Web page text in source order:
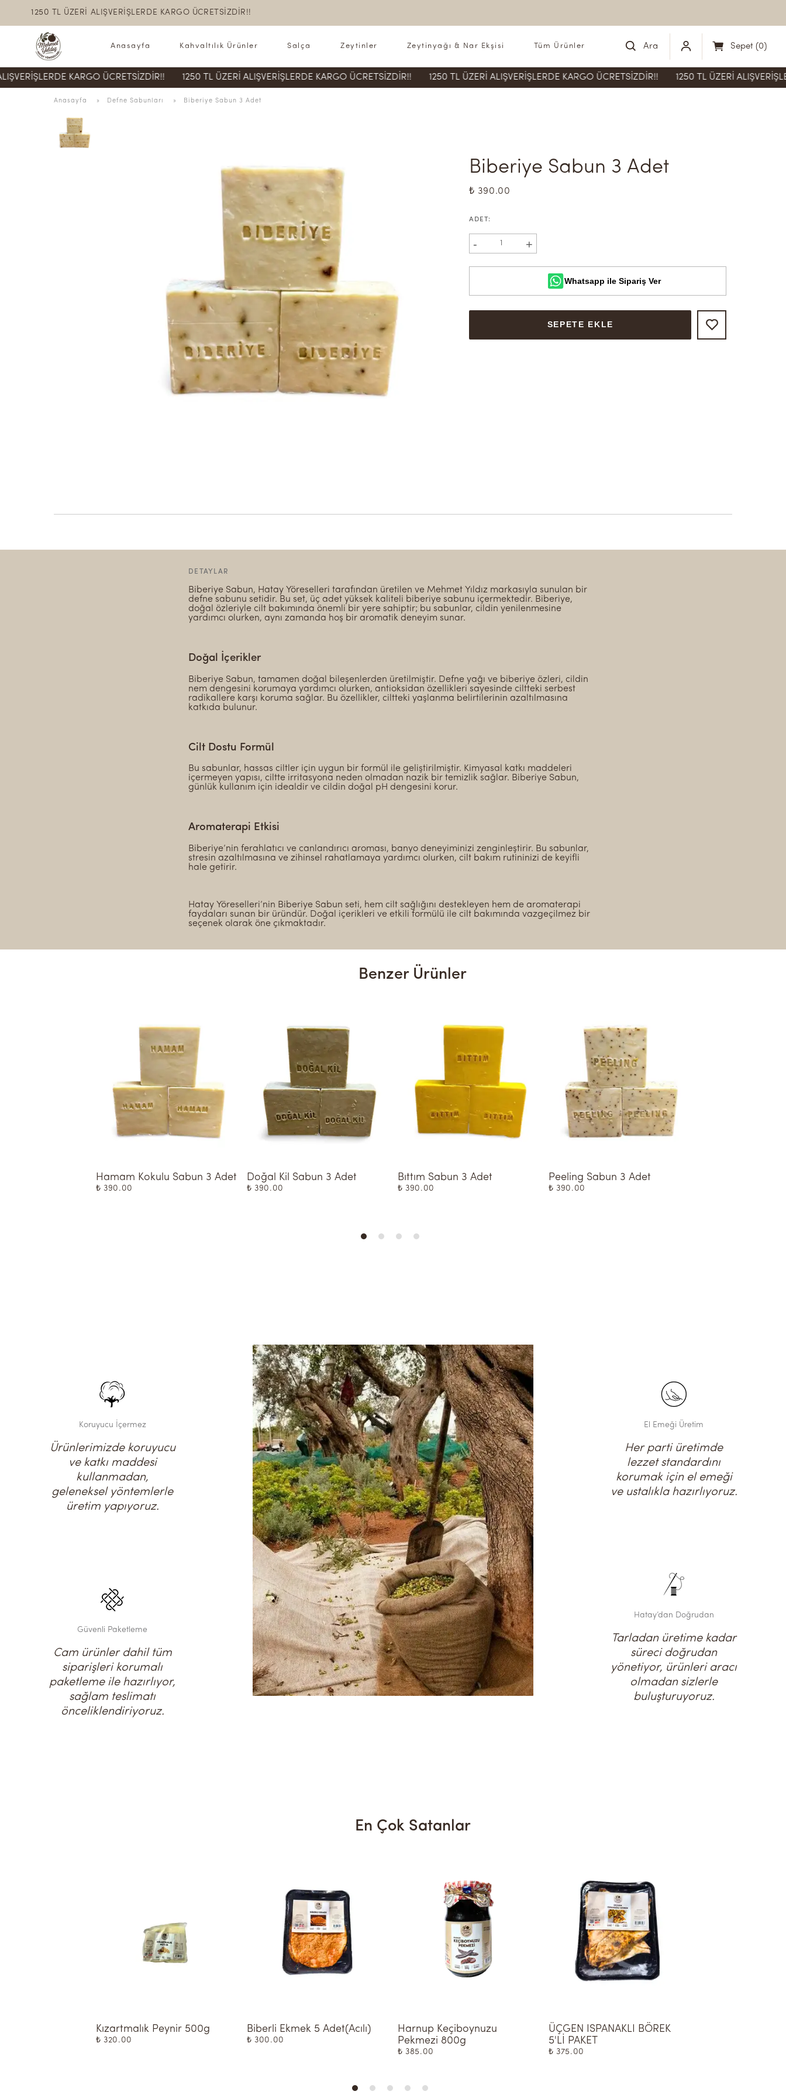
1250 TL ÜZERİ ALIŞVERİŞLERDE KARGO ÜCRETSİZDİR!!
Anasayfa Kahvaltılık Ürünler Salça Zeytinler Zeytinyağı & Nar Ekşisi Tüm Ürünler Ara Sepet (0)
KARGO ÜCRETSİZDİR!! 1250 TL ÜZERİ ALIŞVERİŞLERDE KARGO ÜCRETSİZDİR!! 1250 TL ÜZERİ ALIŞVERİŞLERDE KARGO ÜCRETSİZDİR!! 1250 TL ÜZERİ ALIŞVERİŞLERDE
Anasayfa » Defne Sabunları » Biberiye Sabun 3 Adet
Biberiye Sabun 3 Adet
₺ 390.00
ADET:
- 1 +
Whatsapp ile Sipariş Ver
SEPETE EKLE
DETAYLAR
Biberiye Sabun, Hatay Yöreselleri tarafından üretilen ve Mehmet Yıldız markasıyla sunulan bir
defne sabunu setidir. Bu set, üç adet yüksek kaliteli biberiye sabunu içermektedir. Biberiye,
doğal özleriyle cilt bakımında önemli bir yere sahiptir; bu sabunlar, cildin yenilenmesine
yardımcı olurken, aynı zamanda hoş bir aromatik deneyim sunar.
Doğal İçerikler
Biberiye Sabun, tamamen doğal bileşenlerden üretilmiştir. Defne yağı ve biberiye özleri, cildin
nem dengesini korumaya yardımcı olurken, antioksidan özellikleri sayesinde ciltteki serbest
radikallere karşı koruma sağlar. Bu özellikler, ciltteki yaşlanma belirtilerinin azaltılmasına
katkıda bulunur.
Cilt Dostu Formül
Bu sabunlar, hassas ciltler için uygun bir formül ile geliştirilmiştir. Kimyasal katkı maddeleri
içermeyen yapısı, ciltte irritasyona neden olmadan nazik bir temizlik sağlar. Biberiye Sabun,
günlük kullanım için idealdir ve cildin doğal pH dengesini korur.
Aromaterapi Etkisi
Biberiye’nin ferahlatıcı ve canlandırıcı aroması, banyo deneyiminizi zenginleştirir. Bu sabunlar,
stresin azaltılmasına ve zihinsel rahatlamaya yardımcı olurken, cilt bakım rutininizi de keyifli
hale getirir.
Hatay Yöreselleri’nin Biberiye Sabun seti, hem cilt sağlığını destekleyen hem de aromaterapi
faydaları sunan bir üründür. Doğal içerikleri ve etkili formülü ile cilt bakımında vazgeçilmez bir
seçenek olarak öne çıkmaktadır.
Benzer Ürünler
Hamam Kokulu Sabun 3 Adet
₺ 390.00
Doğal Kil Sabun 3 Adet
₺ 390.00
Bıttım Sabun 3 Adet
₺ 390.00
Peeling Sabun 3 Adet
₺ 390.00
Koruyucu İçermez
Ürünlerimizde koruyucu
ve katkı maddesi
kullanmadan,
geleneksel yöntemlerle
üretim yapıyoruz.
Güvenli Paketleme
Cam ürünler dahil tüm
siparişleri korumalı
paketleme ile hazırlıyor,
sağlam teslimatı
önceliklendiriyoruz.
El Emeği Üretim
Her parti üretimde
lezzet standardını
korumak için el emeği
ve ustalıkla hazırlıyoruz.
Hatay’dan Doğrudan
Tarladan üretime kadar
süreci doğrudan
yönetiyor, ürünleri aracı
olmadan sizlerle
buluşturuyoruz.
En Çok Satanlar
Kızartmalık Peynir 500g
₺ 320.00
Biberli Ekmek 5 Adet(Acılı)
₺ 300.00
Harnup Keçiboynuzu
Pekmezi 800g
₺ 385.00
ÜÇGEN ISPANAKLI BÖREK
5'Lİ PAKET
₺ 375.00